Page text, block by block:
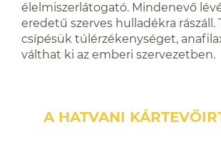
élelmiszerlátogató. Mindenevő
eredetű szerves hulladékra rászáll.
csípésük túlérzékenységet,
válthat ki az emberi szervezetben.
A HATVANI